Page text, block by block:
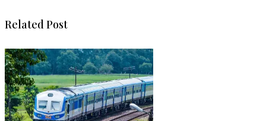
Related Post